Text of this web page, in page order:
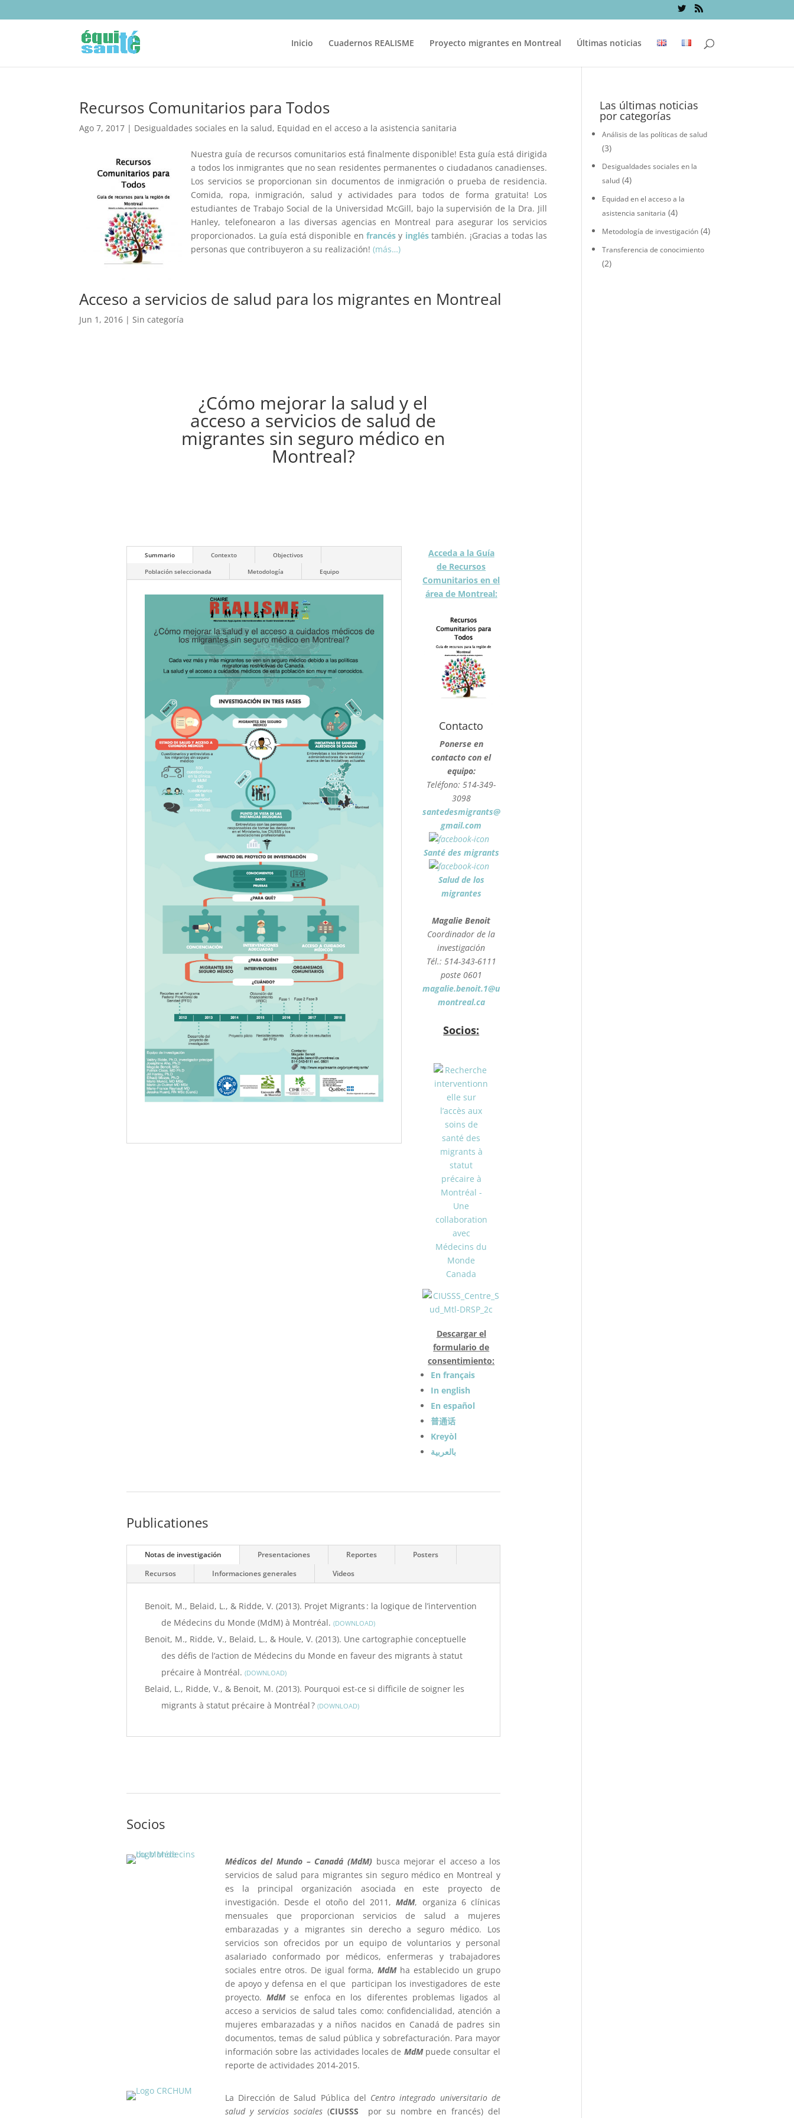
Inicio Cuadernos REALISME Proyecto migrantes en Montreal Últimas noticias
Recursos Comunitarios para Todos
Ago 7, 2017 | Desigualdades sociales en la salud, Equidad en el acceso a la asistencia sanitaria
Nuestra guía de recursos comunitarios está finalmente disponible! Esta guía está dirigida
a todos los inmigrantes que no sean residentes permanentes o ciudadanos canadienses.
Los servicios se proporcionan sin documentos de inmigración o prueba de residencia.
Comida, ropa, inmigración, salud y actividades para todos de forma gratuita! Los
estudiantes de Trabajo Social de la Universidad McGill, bajo la supervisión de la Dra. Jill
Hanley, telefonearon a las diversas agencias en Montreal para asegurar los servicios
proporcionados. La guía está disponible en francés y ingléstambién. ¡Gracias a todas las
personas que contribuyeron a su realización!(más…)
Acceso a servicios de salud para los migrantes en Montreal
Jun 1, 2016 | Sin categoría
¿Cómo mejorar la salud y el
acceso a servicios de salud de
migrantes sin seguro médico en
Montreal?
Summario Contexto
Objectivos
Población seleccionada
Metodología Equipo
Acceda a la Guía
de Recursos
Comunitarios en el
área de Montreal:
Contacto
Ponerse en
contacto con el
equipo:
Teléfono: 514-349-
3098
santedesmigrants@
gmail.com
Santé des migrants
Salud de los
migrantes
Magalie Benoit
Coordinador de la
investigación
Tél.: 514-343-6111
poste 0601
magalie.benoit.1@u
montreal.ca
Socios:
Descargar el
formulario de
consentimiento:
En français
In english
En español
普通话
Kreyòl
بالعربية
Publicationes
Notas de investigación Presentaciones Reportes
Posters
Recursos
Informaciones generales Videos
Benoit, M., Belaid, L., & Ridde, V. (2013). Projet Migrants : la logique de l’intervention
de Médecins du Monde (MdM) à Montréal. DOWNLOAD
Benoit, M., Ridde, V., Belaid, L., & Houle, V. (2013). Une cartographie conceptuelle
des défis de l’action de Médecins du Monde en faveur des migrants à statut
précaire à Montréal. DOWNLOAD
Belaid, L., Ridde, V., & Benoit, M. (2013). Pourquoi est-ce si difficile de soigner les
migrants à statut précaire à Montréal ? DOWNLOAD
Socios
Médicos del Mundo – Canadá (MdM)busca mejorar el acceso a los
servicios de salud para migrantes sin seguro médico en Montreal y
es la principal organización asociada en este proyecto de
investigación. Desde el otoño del 2011,MdM, organiza 6 clínicas
mensuales que proporcionan servicios de salud a mujeres
embarazadas y a migrantes sin derecho a seguro médico. Los
servicios son ofrecidos por un equipo de voluntarios y personal
asalariado conformado por médicos, enfermeras y trabajadores
sociales entre otros. De igual forma, MdMha establecido un grupo
de apoyo y defensa en el que participan los investigadores de este
proyecto. MdMse enfoca en los diferentes problemas ligados al
acceso a servicios de salud tales como: confidencialidad, atención a
mujeres embarazadas y a niños nacidos en Canadá de padres sin
documentos, temas de salud pública y sobrefacturación. Para mayor
información sobre las actividades locales de MdMpuede consultar el
reporte de actividades 2014-2015.
La Dirección de Salud Pública del Centro integrado universitario de
salud y servicios sociales (CIUSSS por su nombre en francés) del
Las últimas noticias
por categorías
Análisis de las políticas de salud
(3)
Desigualdades sociales en la
salud (4)
Equidad en el acceso a la
asistencia sanitaria (4)
Metodología de investigación (4)
Transferencia de conocimiento
(2)